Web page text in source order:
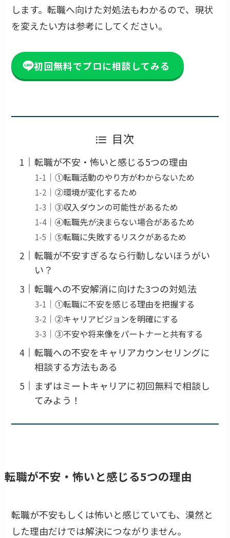
します。転職へ向けた対処法もわかるので、現状
を変えたい方は参考にしてください。
初回無料でプロに相談してみる
目次
転職が不安・怖いと感じる5つの理由
①転職活動のやり方がわからないため
②環境が変化するため
③収入ダウンの可能性があるため
④転職先が決まらない場合があるため
⑤転職に失敗するリスクがあるため
転職が不安すぎるなら行動しないほうがい
い？
転職への不安解消に向けた3つの対処法
①転職に不安を感じる理由を把握する
②キャリアビジョンを明確にする
③不安や将来像をパートナーと共有する
転職への不安をキャリアカウンセリングに
相談する方法もある
まずはミートキャリアに初回無料で相談し
てみよう！
転職が不安・怖いと感じる5つの理由
転職が不安もしくは怖いと感じていても、漠然と
した理由だけでは解決につながりません。